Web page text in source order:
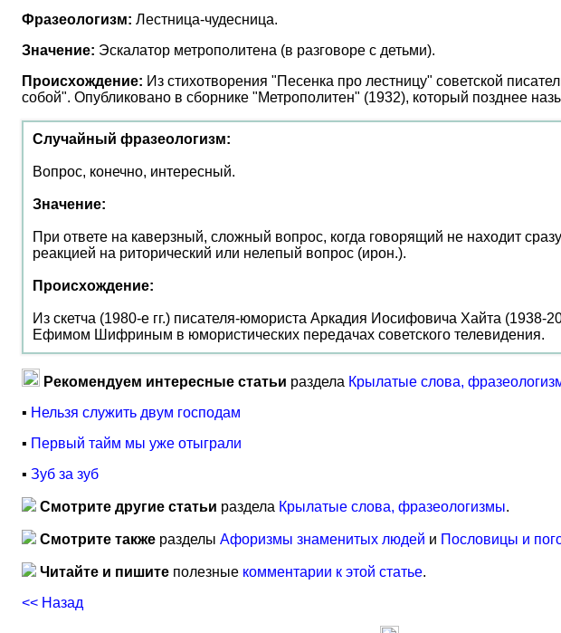
Фразеологизм: Лестница-чудесница.
Значение: Эскалатор метрополитена (в разговоре с детьми).
Происхождение: Из стихотворения "Песенка про лестницу" советской
собой". Опубликовано в сборнике "Метрополитен" (1932), который позднее
Случайный фразеологизм:
Вопрос, конечно, интересный.
Значение:
При ответе на каверзный, сложный вопрос, когда говорящий не находит
реакцией на риторический или нелепый вопрос (ирон.).
Происхождение:
Из скетча (1980-е гг.) писателя-юмориста Аркадия Иосифовича Хайта (1938-
Ефимом Шифриным в юмористических передачах советского телевидения.
Рекомендуем интересные статьи раздела Крылатые слова,
▪ Нельзя служить двум господам
▪ Первый тайм мы уже отыграли
▪ Зуб за зуб
Смотрите другие статьи раздела Крылатые слова, фразеологизмы.
Смотрите также разделы Афоризмы знаменитых людей и Пословицы и
Читайте и пишите полезные комментарии к этой статье.
<< Назад